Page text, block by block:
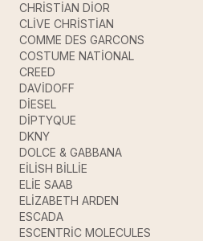
CHRİSTİAN DİOR
CLİVE CHRİSTİAN
COMME DES GARCONS
COSTUME NATİONAL
CREED
DAVİDOFF
DİESEL
DİPTYQUE
DKNY
DOLCE & GABBANA
EİLİSH BİLLİE
ELİE SAAB
ELİZABETH ARDEN
ESCADA
ESCENTRİC MOLECULES